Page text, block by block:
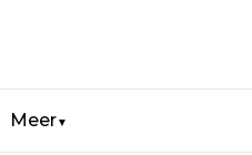
Meer▼